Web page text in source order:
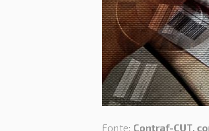
Fonte: Contraf-CUT,